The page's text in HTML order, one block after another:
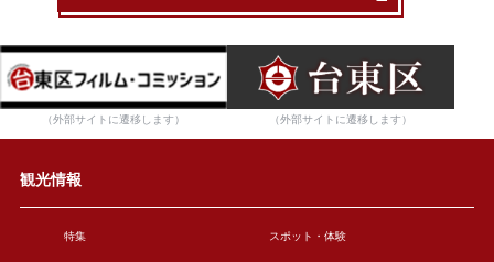
（外部サイトに遷移します） （外部サイトに遷移します）
観光情報
特集 スポット・体験